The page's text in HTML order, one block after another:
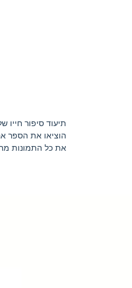
תיעוד סיפור חייו
הוציאו את הספר
את כל התמונות